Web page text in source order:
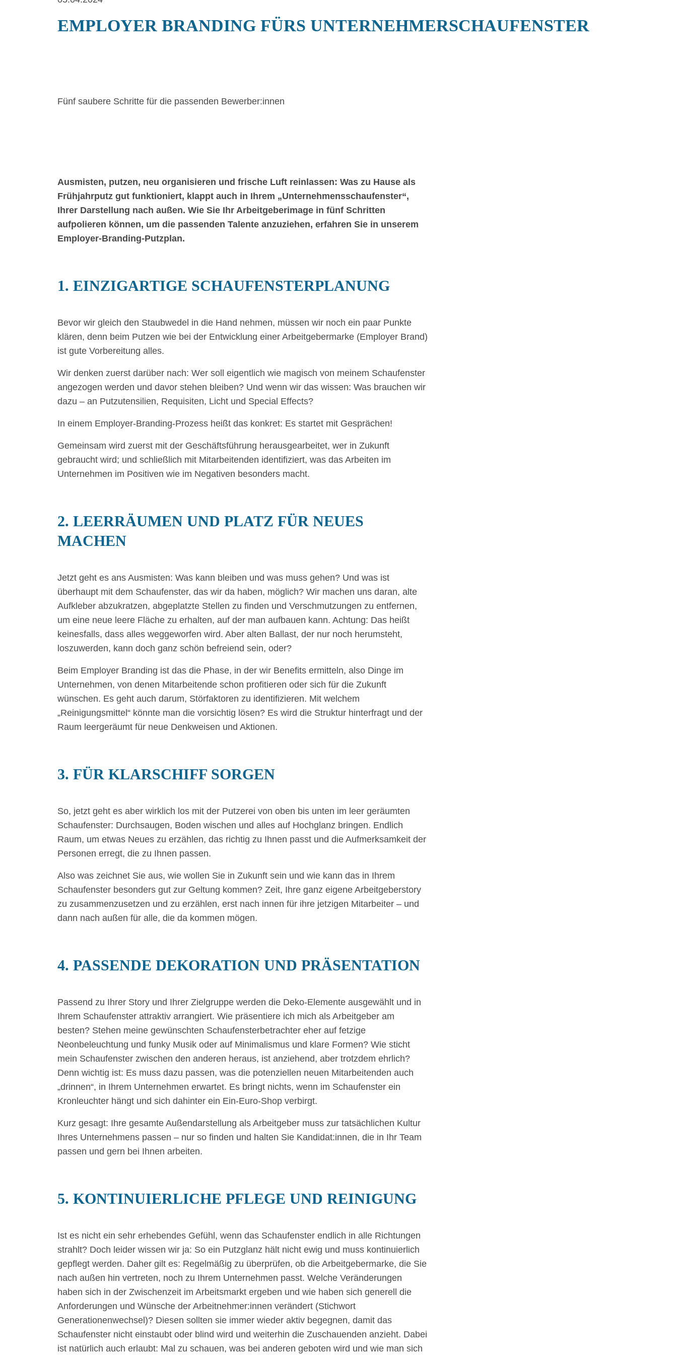
EMPLOYER BRANDING FÜRS UNTERNEHMERSCHAUFENSTER
Fünf saubere Schritte für die passenden Bewerber:innen
Ausmisten, putzen, neu organisieren und frische Luft reinlassen: Was zu Hause als
Frühjahrputz gut funktioniert, klappt auch in Ihrem „Unternehmensschaufenster“,
Ihrer Darstellung nach außen. Wie Sie Ihr Arbeitgeberimage in fünf Schritten
aufpolieren können, um die passenden Talente anzuziehen, erfahren Sie in unserem
Employer-Branding-Putzplan.
1. EINZIGARTIGE SCHAUFENSTERPLANUNG
Bevor wir gleich den Staubwedel in die Hand nehmen, müssen wir noch ein paar Punkte
klären, denn beim Putzen wie bei der Entwicklung einer Arbeitgebermarke (Employer Brand)
ist gute Vorbereitung alles.
Wir denken zuerst darüber nach: Wer soll eigentlich wie magisch von meinem Schaufenster
angezogen werden und davor stehen bleiben? Und wenn wir das wissen: Was brauchen wir
dazu – an Putzutensilien, Requisiten, Licht und Special Effects?
In einem Employer-Branding-Prozess heißt das konkret: Es startet mit Gesprächen!
Gemeinsam wird zuerst mit der Geschäftsführung herausgearbeitet, wer in Zukunft
gebraucht wird; und schließlich mit Mitarbeitenden identifiziert, was das Arbeiten im
Unternehmen im Positiven wie im Negativen besonders macht.
2. LEERRÄUMEN UND PLATZ FÜR NEUES
MACHEN
Jetzt geht es ans Ausmisten: Was kann bleiben und was muss gehen? Und was ist
überhaupt mit dem Schaufenster, das wir da haben, möglich? Wir machen uns daran, alte
Aufkleber abzukratzen, abgeplatzte Stellen zu finden und Verschmutzungen zu entfernen,
um eine neue leere Fläche zu erhalten, auf der man aufbauen kann. Achtung: Das heißt
keinesfalls, dass alles weggeworfen wird. Aber alten Ballast, der nur noch herumsteht,
loszuwerden, kann doch ganz schön befreiend sein, oder?
Beim Employer Branding ist das die Phase, in der wir Benefits ermitteln, also Dinge im
Unternehmen, von denen Mitarbeitende schon profitieren oder sich für die Zukunft
wünschen. Es geht auch darum, Störfaktoren zu identifizieren. Mit welchem
„Reinigungsmittel“ könnte man die vorsichtig lösen? Es wird die Struktur hinterfragt und der
Raum leergeräumt für neue Denkweisen und Aktionen.
3. FÜR KLARSCHIFF SORGEN
So, jetzt geht es aber wirklich los mit der Putzerei von oben bis unten im leer geräumten
Schaufenster: Durchsaugen, Boden wischen und alles auf Hochglanz bringen. Endlich
Raum, um etwas Neues zu erzählen, das richtig zu Ihnen passt und die Aufmerksamkeit der
Personen erregt, die zu Ihnen passen.
Also was zeichnet Sie aus, wie wollen Sie in Zukunft sein und wie kann das in Ihrem
Schaufenster besonders gut zur Geltung kommen? Zeit, Ihre ganz eigene Arbeitgeberstory
zu zusammenzusetzen und zu erzählen, erst nach innen für ihre jetzigen Mitarbeiter – und
dann nach außen für alle, die da kommen mögen.
4. PASSENDE DEKORATION UND PRÄSENTATION
Passend zu Ihrer Story und Ihrer Zielgruppe werden die Deko-Elemente ausgewählt und in
Ihrem Schaufenster attraktiv arrangiert. Wie präsentiere ich mich als Arbeitgeber am
besten? Stehen meine gewünschten Schaufensterbetrachter eher auf fetzige
Neonbeleuchtung und funky Musik oder auf Minimalismus und klare Formen? Wie sticht
mein Schaufenster zwischen den anderen heraus, ist anziehend, aber trotzdem ehrlich?
Denn wichtig ist: Es muss dazu passen, was die potenziellen neuen Mitarbeitenden auch
„drinnen“, in Ihrem Unternehmen erwartet. Es bringt nichts, wenn im Schaufenster ein
Kronleuchter hängt und sich dahinter ein Ein-Euro-Shop verbirgt.
Kurz gesagt: Ihre gesamte Außendarstellung als Arbeitgeber muss zur tatsächlichen Kultur
Ihres Unternehmens passen – nur so finden und halten Sie Kandidat:innen, die in Ihr Team
passen und gern bei Ihnen arbeiten.
5. KONTINUIERLICHE PFLEGE UND REINIGUNG
Ist es nicht ein sehr erhebendes Gefühl, wenn das Schaufenster endlich in alle Richtungen
strahlt? Doch leider wissen wir ja: So ein Putzglanz hält nicht ewig und muss kontinuierlich
gepflegt werden. Daher gilt es: Regelmäßig zu überprüfen, ob die Arbeitgebermarke, die Sie
nach außen hin vertreten, noch zu Ihrem Unternehmen passt. Welche Veränderungen
haben sich in der Zwischenzeit im Arbeitsmarkt ergeben und wie haben sich generell die
Anforderungen und Wünsche der Arbeitnehmer:innen verändert (Stichwort
Generationenwechsel)? Diesen sollten sie immer wieder aktiv begegnen, damit das
Schaufenster nicht einstaubt oder blind wird und weiterhin die Zuschauenden anzieht. Dabei
ist natürlich auch erlaubt: Mal zu schauen, was bei anderen geboten wird und wie man sich